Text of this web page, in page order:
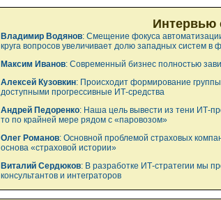
Интервью
Владимир Водянов: Смещение фокуса
круга вопросов увеличивает долю западных систем в
Максим Иванов: Современный бизнес полностью
Алексей Кузовкин: Происходит формирование
доступными прогрессивные ИТ-средства
Андрей Педоренко: Наша цель вывести из тени ИТ-
то по крайней мере рядом с «паровозом»
Олег Романов: Основной проблемой страховых
основа «страховой истории»
Виталий Сердюков: В разработке ИТ-стратегии мы
консультантов и интеграторов